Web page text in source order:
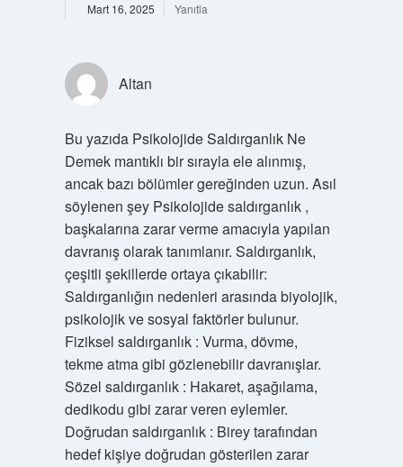
Mart 16, 2025 Yanıtla
Altan
Bu yazıda Psikolojide Saldırganlık Ne
Demek mantıklı bir sırayla ele alınmış,
ancak bazı bölümler gereğinden uzun. Asıl
söylenen şey Psikolojide saldırganlık ,
başkalarına zarar verme amacıyla yapılan
davranış olarak tanımlanır. Saldırganlık,
çeşitli şekillerde ortaya çıkabilir:
Saldırganlığın nedenleri arasında biyolojik,
psikolojik ve sosyal faktörler bulunur.
Fiziksel saldırganlık : Vurma, dövme,
tekme atma gibi gözlenebilir davranışlar.
Sözel saldırganlık : Hakaret, aşağılama,
dedikodu gibi zarar veren eylemler.
Doğrudan saldırganlık : Birey tarafından
hedef kişiye doğrudan gösterilen zarar